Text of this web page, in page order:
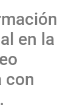
en la
con